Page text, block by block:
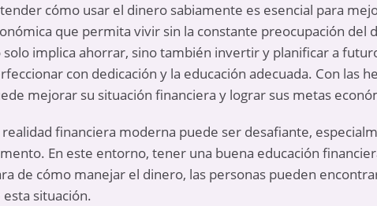
cómo usar el dinero sabiamente es esencial para
que permita vivir sin la constante preocupación del
solo implica ahorrar, sino también invertir y planificar a
con dedicación y la educación adecuada. Con las
mejorar su situación financiera y lograr sus metas
realidad financiera moderna puede ser desafiante,
En este entorno, tener una buena educación
de cómo manejar el dinero, las personas pueden
esta situación.